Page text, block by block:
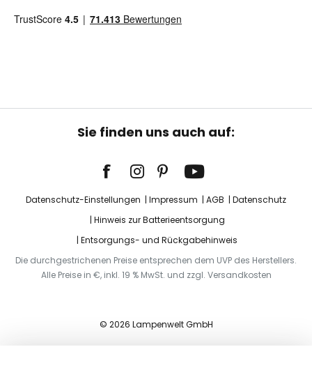
Sie finden uns auch auf:
Datenschutz-Einstellungen Impressum AGB
Datenschutz
Hinweis zur Batterieentsorgung
Entsorgungs- und Rückgabehinweis
Die durchgestrichenen Preise entsprechen dem UVP des Herstellers.
Alle Preise in €, inkl. 19 % MwSt. und zzgl. Versandkosten
© 2026 Lampenwelt GmbH